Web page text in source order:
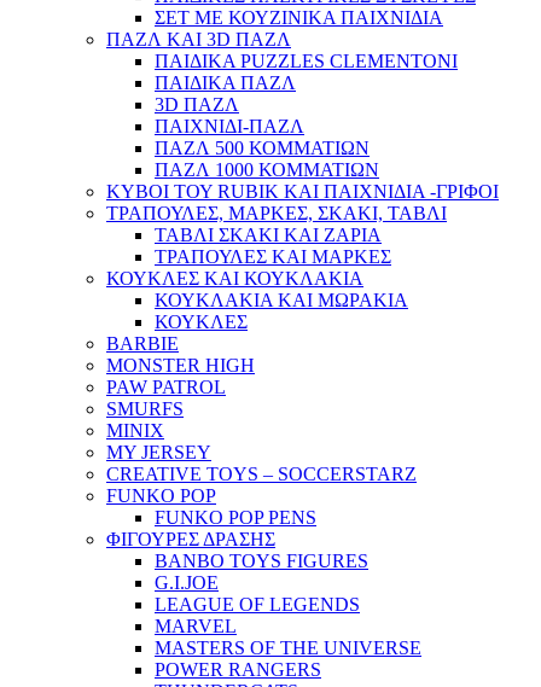
ΣΕΤ ΜΕ ΚΟΥΖΙΝΙΚΑ ΠΑΙΧΝΙΔΙΑ
ΠΑΖΛ ΚΑΙ 3D ΠΑΖΛ
ΠΑΙΔΙΚΑ PUZZLES CLEMENTONI
ΠΑΙΔΙΚΑ ΠΑΖΛ
3D ΠΑΖΛ
ΠΑΙΧΝΙΔΙ-ΠΑΖΛ
ΠΑΖΛ 500 ΚΟΜΜΑΤΙΩΝ
ΠΑΖΛ 1000 ΚΟΜΜΑΤΙΩΝ
ΚΥΒΟΙ ΤΟΥ RUBIK ΚΑΙ ΠΑΙΧΝΙΔΙΑ -ΓΡΙΦΟΙ
ΤΡΑΠΟΥΛΕΣ, ΜΑΡΚΕΣ, ΣΚΑΚΙ, ΤΑΒΛΙ
ΤΑΒΛΙ ΣΚΑΚΙ ΚΑΙ ΖΑΡΙΑ
ΤΡΑΠΟΥΛΕΣ ΚΑΙ ΜΑΡΚΕΣ
ΚΟΥΚΛΕΣ ΚΑΙ ΚΟΥΚΛΑΚΙΑ
ΚΟΥΚΛΑΚΙΑ ΚΑΙ ΜΩΡΑΚΙΑ
ΚΟΥΚΛΕΣ
BARBIE
MONSTER HIGH
PAW PATROL
SMURFS
MINIX
MY JERSEY
CREATIVE TOYS – SOCCERSTARZ
FUNKO POP
FUNKO POP PENS
ΦΙΓΟΥΡΕΣ ΔΡΑΣΗΣ
BANBO TOYS FIGURES
G.I.JOE
LEAGUE OF LEGENDS
MARVEL
MASTERS OF THE UNIVERSE
POWER RANGERS